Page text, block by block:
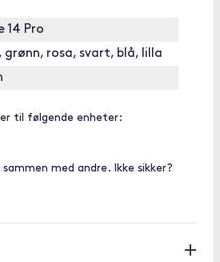
14 Pro
grønn, rosa, svart, blå, lilla
til følgende enheter:
med andre. Ikke sikker?